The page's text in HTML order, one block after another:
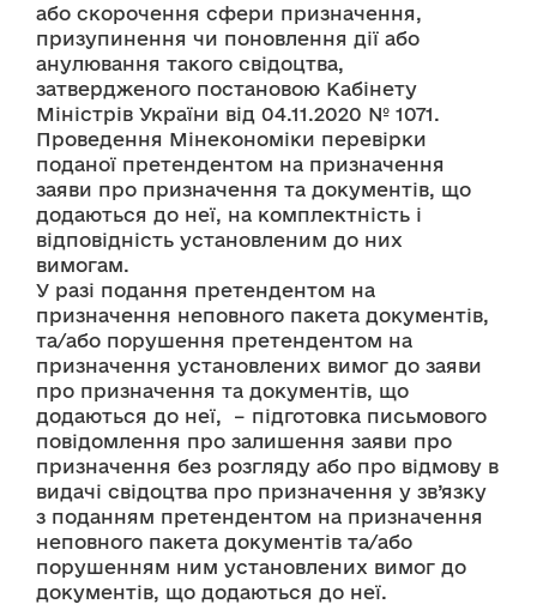
або скорочення сфери призначення,
призупинення чи поновлення дії або
анулювання такого свідоцтва,
затвердженого постановою Кабінету
Міністрів України від 04.11.2020 № 1071.
Проведення Мінекономіки перевірки
поданої претендентом на призначення
заяви про призначення та документів, що
додаються до неї, на комплектність і
відповідність установленим до них
вимогам.
У разі подання претендентом на
призначення неповного пакета документів,
та/або порушення претендентом на
призначення установлених вимог до заяви
про призначення та документів, що
додаються до неї,  – підготовка письмового
повідомлення про залишення заяви про
призначення без розгляду або про відмову в
видачі свідоцтва про призначення у зв’язку
з поданням претендентом на призначення
неповного пакета документів та/або
порушенням ним установлених вимог до
документів, що додаються до неї.